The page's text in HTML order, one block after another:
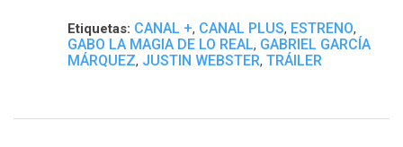
Etiquetas: CANAL +, CANAL PLUS, ESTRENO,
GABO LA MAGIA DE LO REAL, GABRIEL GARCÍA
MÁRQUEZ, JUSTIN WEBSTER, TRÁILER